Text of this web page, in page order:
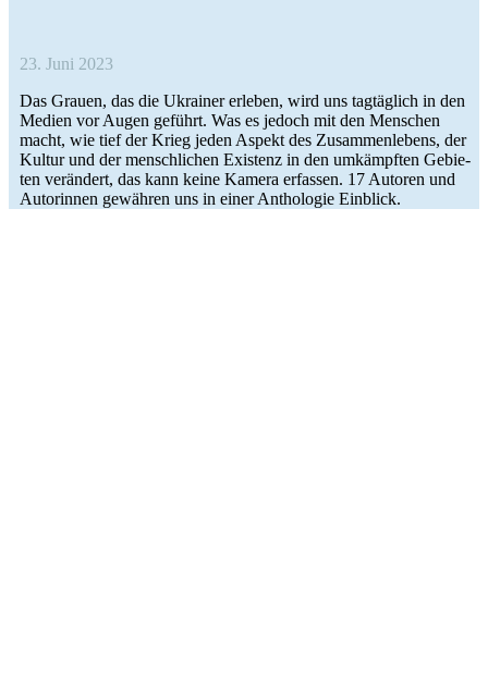
23. Juni 2023
Das Grauen, das die Ukrai­ner erleben, wird uns tag­täg­lich in den
Medien vor Augen geführt. Was es jedoch mit den Men­schen
macht, wie tief der Krieg jeden Aspekt des Zusam­men­le­bens, der
Kultur und der mensch­li­chen Exis­tenz in den umkämpf­ten Gebie­
ten ver­än­dert, das kann keine Kamera erfas­sen. 17 Autoren und
Autorin­nen gewäh­ren uns in einer Antho­lo­gie Einblick.